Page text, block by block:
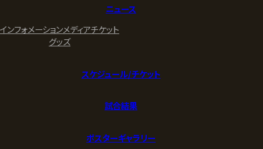
ニュース
インフォメーションメディアチケット
グッズ
スケジュール/チケット
試合結果
ポスターギャラリー